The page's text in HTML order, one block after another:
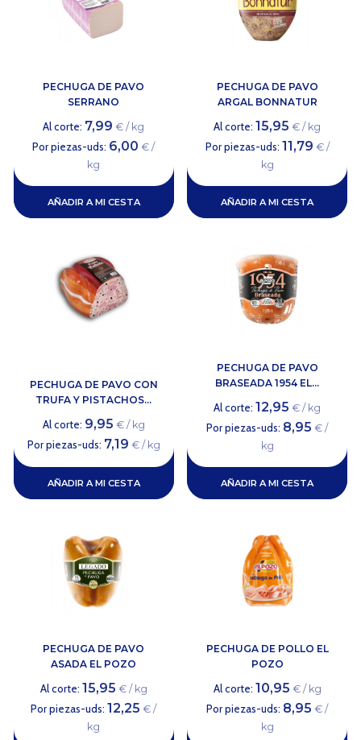
PECHUGA DE PAVO
SERRANO
Al corte: 7,99 € / kg
Por piezas-uds: 6,00 € /
kg
AÑADIR A MI CESTA
PECHUGA DE PAVO
ARGAL BONNATUR
Al corte:15,95 € / kg
Por piezas-uds: 11,79 € /
kg
AÑADIR A MI CESTA
PECHUGA DE PAVO CON
TRUFA Y PISTACHOS...
Al corte: 9,95 € / kg
Por piezas-uds: 7,19 € / kg
AÑADIR A MI CESTA
PECHUGA DE PAVO
BRASEADA 1954 EL...
Al corte:12,95 € / kg
Por piezas-uds: 8,95 € /
kg
AÑADIR A MI CESTA
PECHUGA DE PAVO
ASADA EL POZO
Al corte: 15,95 € / kg
Por piezas-uds:12,25 € /
kg
PECHUGA DE POLLO EL
POZO
Al corte: 10,95 € / kg
Por piezas-uds: 8,95 € /
kg